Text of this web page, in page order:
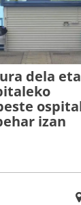
dela
izan